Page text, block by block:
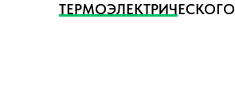
ТЕРМОЭЛЕКТРИЧЕСКОГО